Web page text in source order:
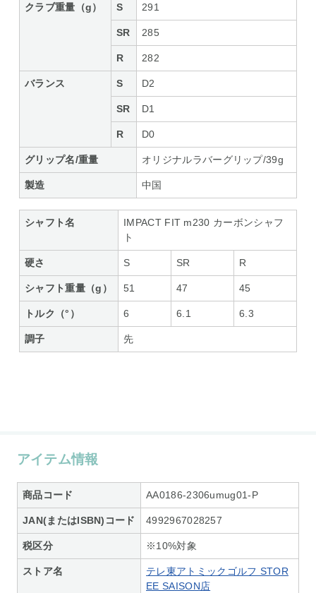
クラブ重量（g） S 291
SR 285
R 282
バランス S D2
SR D1
R D0
グリップ名/重量 オリジナルラバーグリップ/39g
製造 中国
シャフト名
IMPACT FIT m230 カーボンシャフ
ト
硬さ S SR R
シャフト重量（g） 51 47 45
トルク（°） 6 6.1 6.3
調子 先
アイテム情報
商品コード AA0186-2306umug01-P
JAN(またはISBN)コード 4992967028257
税区分 ※10%対象
ストア名
テレ東アトミックゴルフ STOR
EE SAISON店